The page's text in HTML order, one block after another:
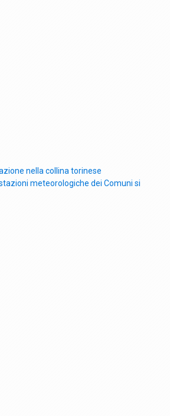
nella collina torinese
meteorologiche dei Comuni si